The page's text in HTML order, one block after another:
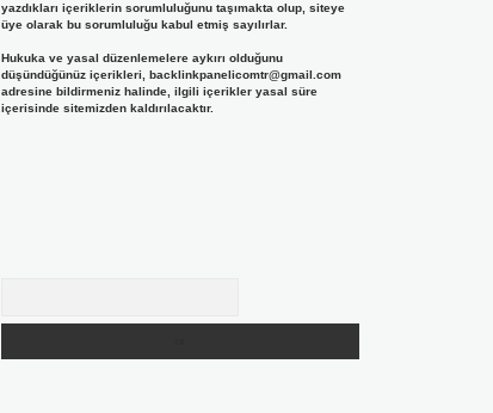
yazdıkları içeriklerin sorumluluğunu taşımakta olup, siteye
üye olarak bu sorumluluğu kabul etmiş sayılırlar.
Hukuka ve yasal düzenlemelere aykırı olduğunu
düşündüğünüz içerikleri, backlinkpanelicomtr@gmail.com
adresine bildirmeniz halinde, ilgili içerikler yasal süre
içerisinde sitemizden kaldırılacaktır.